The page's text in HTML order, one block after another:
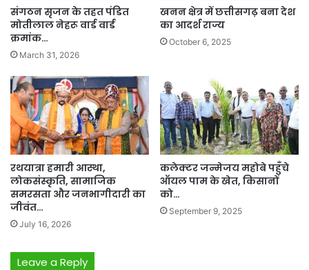
संगठन सृजन के तहत पंडित
मोतीलाल नेहरू वार्ड वार्ड
क्रमांक…
March 31, 2026
खनन क्षेत्र में छत्तीसगढ़ बना देश
का आदर्श राज्य
October 6, 2025
रथयात्रा हमारी आस्था,
लोकसंस्कृति, सामाजिक
समरसता और जनभागीदारी का
जीवंत…
July 16, 2026
कलेक्टर जन्मेजय महोबे पहुँचे
ऑयल पाम के खेत, किसानों
को…
September 9, 2025
Leave a Reply